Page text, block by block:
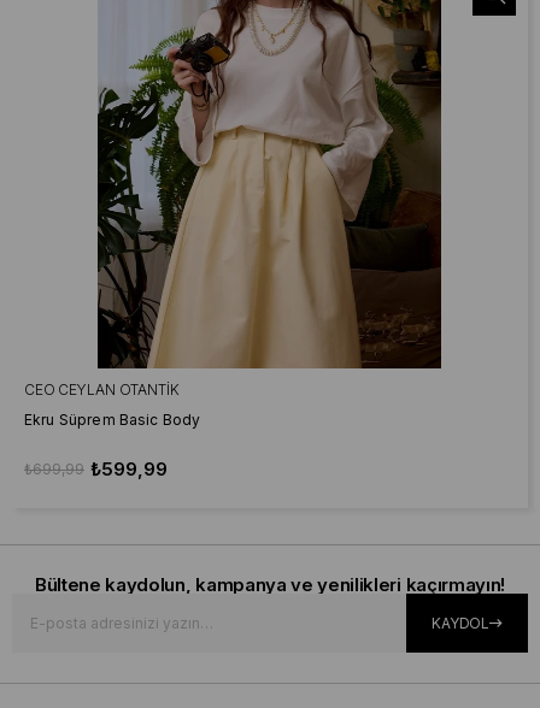
CEO CEYLAN OTANTIK
Ekru Süprem Basic Body
₺599,99
₺699,99
Bültene kaydolun, kampanya ve yenilikleri kaçırmayın!
KAYDOL